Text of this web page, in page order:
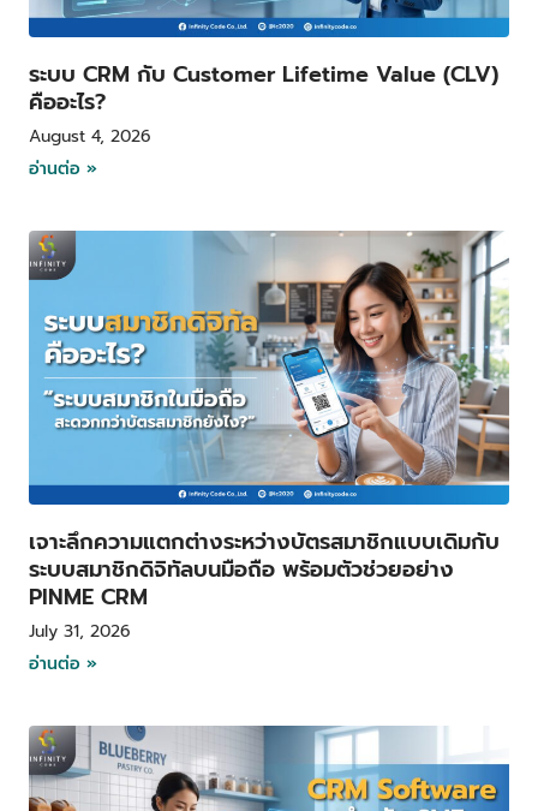
ระบบ CRM กับ Customer Lifetime Value (CLV)
คืออะไร?
August 4, 2026
อ่านต่อ »
เจาะลึกความแตกต่างระหว่างบัตรสมาชิกแบบเดิมกับ
ระบบสมาชิกดิจิทัลบนมือถือ พร้อมตัวช่วยอย่าง
PINME CRM
July 31, 2026
อ่านต่อ »